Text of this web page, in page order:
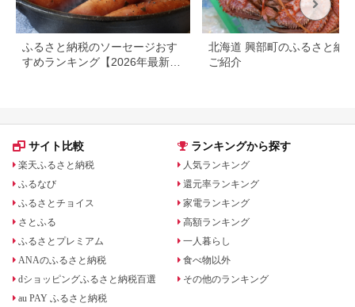
ふるさと納税のソーセージおす
すめランキング【2026年最新
北海道 興部町のふるさと納
ご紹介
サイト比較
楽天ふるさと納税
ふるなび
ふるさとチョイス
さとふる
ふるさとプレミアム
ANAのふるさと納税
dショッピングふるさと納税百選
au PAY ふるさと納税
ランキングから探す
人気ランキング
還元率ランキング
家電ランキング
高額ランキング
一人暮らし
食べ物以外
その他のランキング